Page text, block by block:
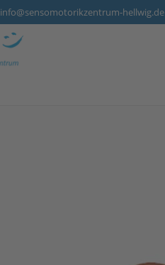
info@sensomotorikzentrum-hellwig.de